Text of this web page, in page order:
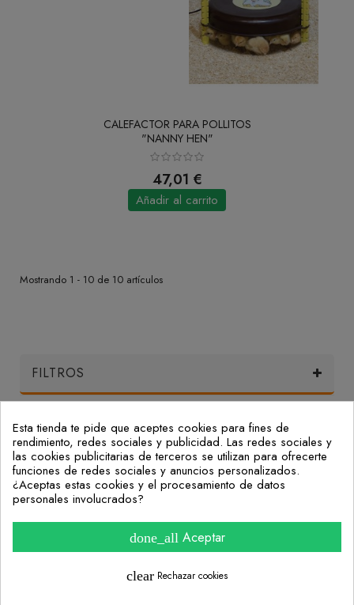
CALEFACTOR PARA POLLITOS
"NANNY HEN"
47,01 €
Añadir al carrito
Mostrando 1 - 10 de 10 artículos
FILTROS
Mi Cuenta
Nuestras Oficinas
Consulta nuestras preguntas frecuentes
Esta tienda te pide que aceptes cookies para fines de
rendimiento, redes sociales y publicidad. Las redes sociales y
las cookies publicitarias de terceros se utilizan para ofrecerte
funciones de redes sociales y anuncios personalizados.
¿Aceptas estas cookies y el procesamiento de datos
personales involucrados?
done_all Aceptar
clear Rechazar cookies